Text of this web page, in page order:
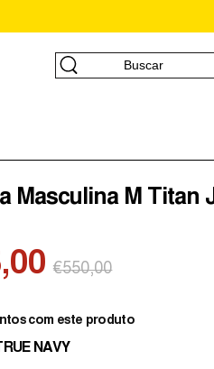
Buscar
Buscar
Masculina M Titan
Preço
€550,00
com este produto
NAVY